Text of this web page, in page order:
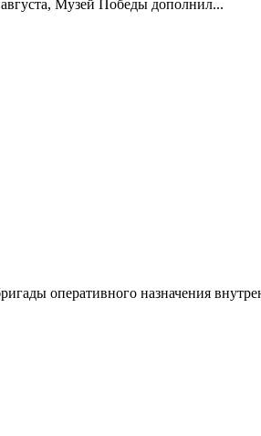
Музей Победы дополнил...
оперативного назначения